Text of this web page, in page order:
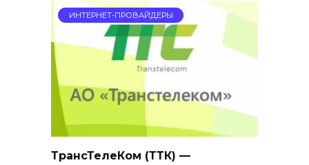
ИНТЕРНЕТ-ПРОВАЙДЕРЫ
ТрансТелеКом (ТТК) —